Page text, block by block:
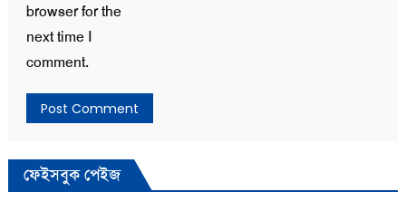
browser for the
next time I
comment.
ফেইসবুক পেইজ